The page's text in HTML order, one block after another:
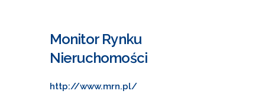
Monitor Rynku
Nieruchomości
http://www.mrn.pl/